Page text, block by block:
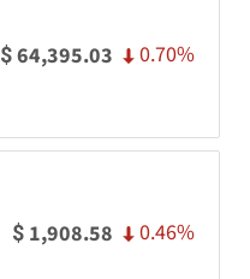
$64,395.03 0.70%
$ 1,908.58 0.46%